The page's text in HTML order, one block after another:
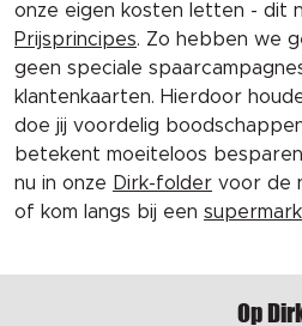
onze eigen kosten letten - dit
Prijsprincipes. Zo hebben we
geen speciale
klantenkaarten. Hierdoor
doe jij voordelig
betekent moeiteloos
nu in onze Dirk-folder voor de
of kom langs bij een
Op